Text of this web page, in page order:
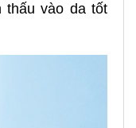
thấu vào da tốt